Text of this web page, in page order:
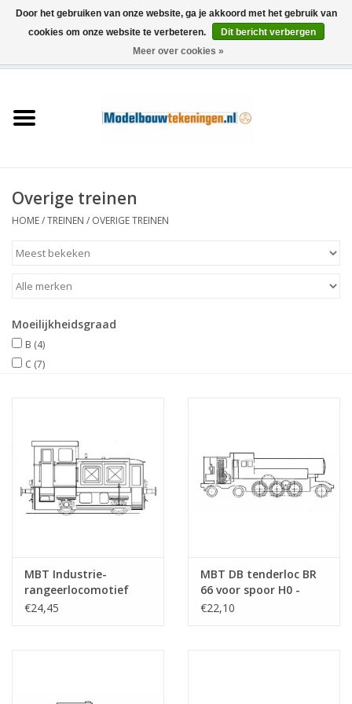
Schepen
Houtbouw
Scenery
Documentatie
NIEUWE TIJDSCHRIFTEN
ABONNEMENT DE
Bouwbeschrijvingen
Overige treinen
HOME/TREINEN / OVERIGE TREINEN
Moeilijkheidsgraad
B (4)
C (7)
MBT Industrie-
rangeerlocomotief
Deutz voor spoor 0 -
€24,45
MBT DB tenderloc BR
66 voor spoor H0 -
Bouwtekening Schaal 1
€22,10
Door het gebruiken van onze website, ga je akkoord met het gebruik van
cookies om onze website te verbeteren.
Dit bericht verbergen
Meer over cookies »